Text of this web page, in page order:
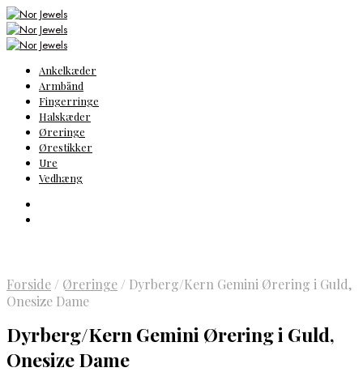
Ankelkæder
Armbånd
Fingerringe
Halskæder
Øreringe
Ørestikker
Ure
Vedhæng
Forside / Øreringe / Dyrberg/Kern Gemini Ørering i Guld,
Onesize Dame
Dyrberg/Kern Gemini Ørering i Guld,
Onesize Dame